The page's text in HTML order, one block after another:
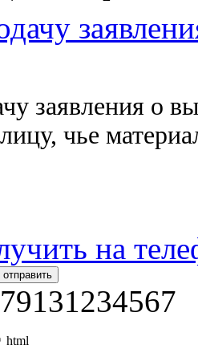
заявления о
чье
на
html